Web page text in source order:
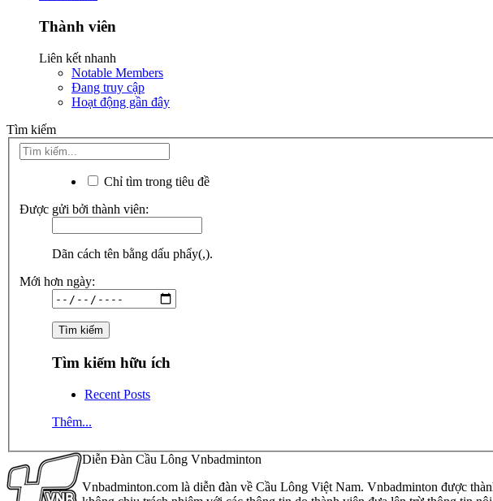
Thành viên
Liên kết nhanh
Notable Members
Đang truy cập
Hoạt động gần đây
Tìm kiếm
Chỉ tìm trong tiêu đề
Được gửi bởi thành viên:
Dãn cách tên bằng dấu phẩy(,).
Mới hơn ngày:
Tìm kiếm hữu ích
Recent Posts
Thêm...
Diễn Đàn Cầu Lông Vnbadminton
Vnbadminton.com là diễn đàn về Cầu Lông Việt Nam. Vnbadminton được